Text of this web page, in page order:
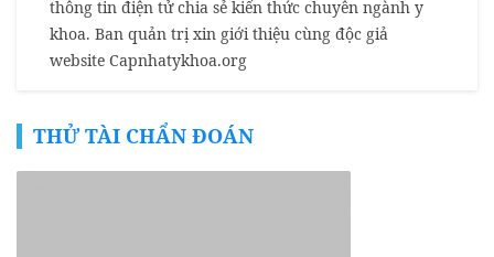
thông tin điện tử chia sẻ kiến thức chuyên ngành y
khoa. Ban quản trị xin giới thiệu cùng độc giả
website Capnhatykhoa.org
THỬ TÀI CHẨN ĐOÁN